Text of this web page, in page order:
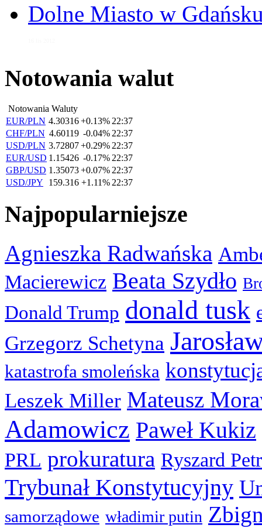
Dolne Miasto w
Notowania walut
Notowania Waluty
EUR/PLN 4.30316+0.13% 22:37
CHF/PLN 4.60119 -0.04% 22:37
USD/PLN 3.72807+0.29% 22:37
EUR/USD 1.15426 -0.17% 22:37
GBP/USD 1.35073+0.07% 22:37
USD/JPY
159.316 +1.11% 22:37
Najpopularniejsze
Agnieszka Radwańska
Macierewicz Beata Szydło
Donald Trump donald tusk
Grzegorz Schetyna
katastrofa smoleńska
Leszek Miller Mateusz
Adamowicz Paweł Kukiz
PRL prokuratura Ryszard
Trybunał Konstytucyjny
samorządowe władimir putin